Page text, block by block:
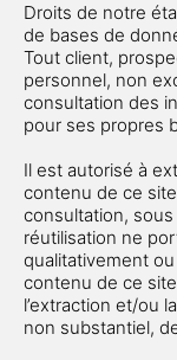
Droits de notre
de bases de
Tout client,
personnel, non
consultation des
pour ses propres
Il est autorisé à
contenu de ce
consultation,
réutilisation ne
qualitativement
contenu de ce
l’extraction et/ou
non substantiel,